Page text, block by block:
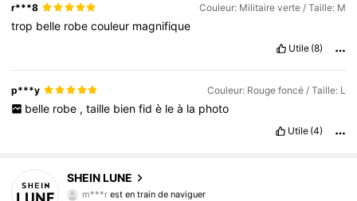
r***8 Couleur: Militaire verte / Taille: M
trop belle robecouleur magnifique
Utile (8)
p***y Couleur: Rouge foncé / Taille: L
belle robe , taille bien fid è le à la photo
Utile (4)
SHEIN LUNE
4,85
1M Suiveurs
m***rest en train de naviguer
4,85
1M Suiveurs